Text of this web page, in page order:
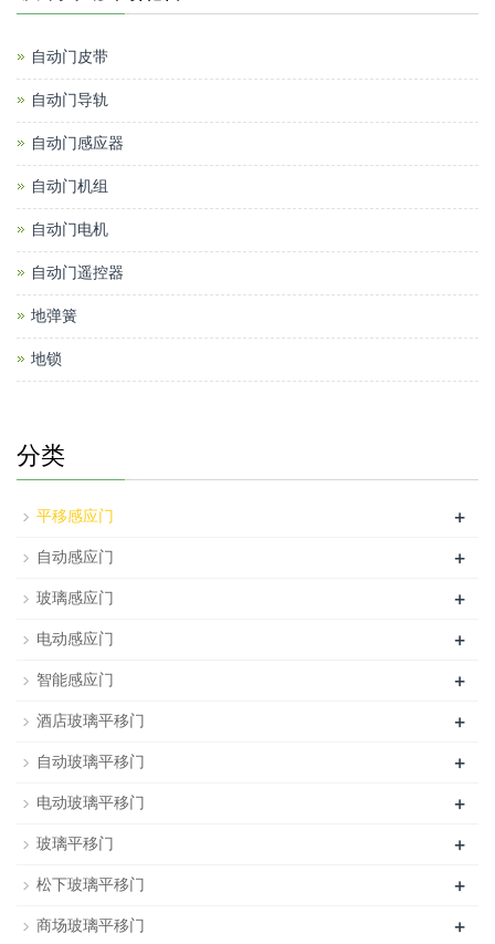
自动门皮带
自动门导轨
自动门感应器
自动门机组
自动门电机
自动门遥控器
地弹簧
地锁
分类
平移感应门 +
自动感应门 +
玻璃感应门 +
电动感应门 +
智能感应门 +
酒店玻璃平移门 +
自动玻璃平移门 +
电动玻璃平移门 +
玻璃平移门 +
松下玻璃平移门 +
商场玻璃平移门 +